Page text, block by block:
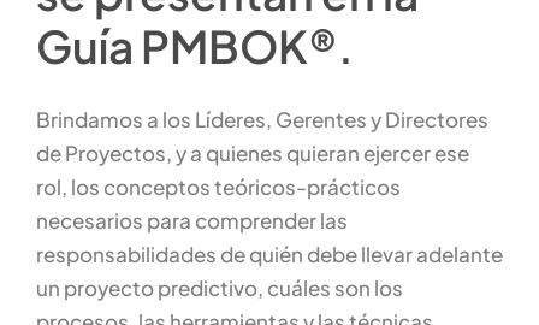
Guía PMBOK®.
Brindamos a los Líderes, Gerentes y Directores
de Proyectos, y a quienes quieran ejercer ese
rol, los conceptos teóricos-prácticos
necesarios para comprender las
responsabilidades de quién debe llevar adelante
un proyecto predictivo, cuáles son los